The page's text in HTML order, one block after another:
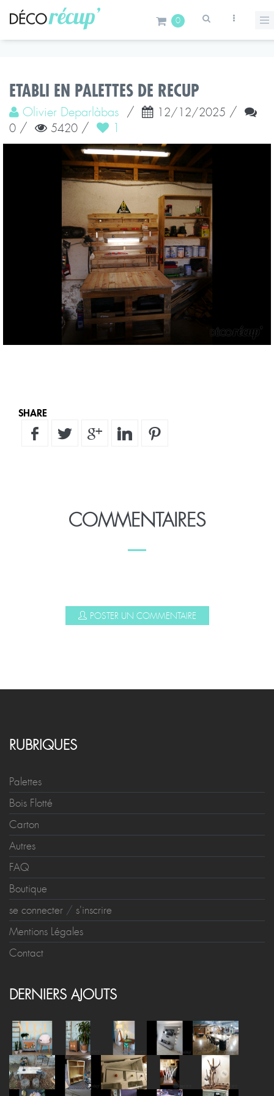
0
ETABLI EN PALETTES DE RECUP
Olivier Deparlàbas / 12/12/2025 /
0 / 5420 / 1
SHARE
COMMENTAIRES
POSTER UN COMMENTAIRE
RUBRIQUES
Palettes
Bois Flotté
Carton
Autres
FAQ
Boutique
se connecter / s'inscrire
Mentions Légales
Contact
DERNIERS AJOUTS